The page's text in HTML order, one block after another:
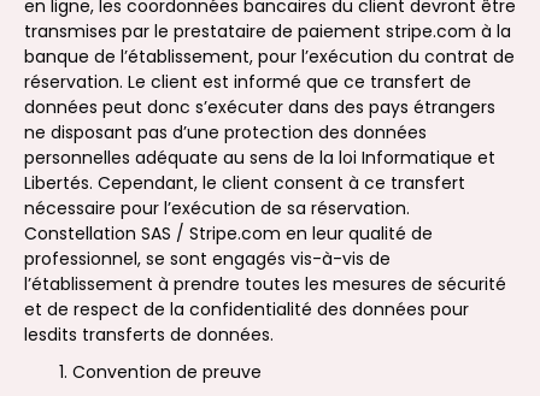
en ligne, les coordonnées bancaires du client devront être
transmises par le prestataire de paiement stripe.com à la
banque de l’établissement, pour l’exécution du contrat de
réservation. Le client est informé que ce transfert de
données peut donc s’exécuter dans des pays étrangers
ne disposant pas d’une protection des données
personnelles adéquate au sens de la loi Informatique et
Libertés. Cependant, le client consent à ce transfert
nécessaire pour l’exécution de sa réservation.
Constellation SAS / Stripe.com en leur qualité de
professionnel, se sont engagés vis-à-vis de
l’établissement à prendre toutes les mesures de sécurité
et de respect de la confidentialité des données pour
lesdits transferts de données.
Convention de preuve